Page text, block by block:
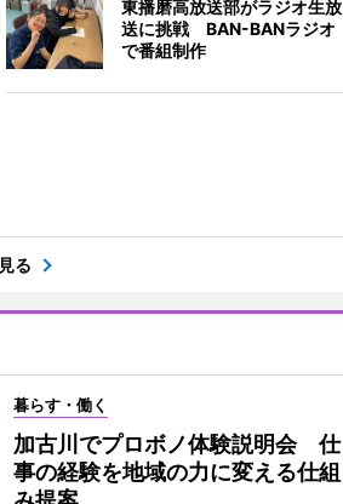
東播磨高放送部がラジオ生放
送に挑戦 BAN-BANラジオ
で番組制作
る
暮らす・働く
加古川でプロボノ体験説明会 仕
事の経験を地域の力に変える仕組